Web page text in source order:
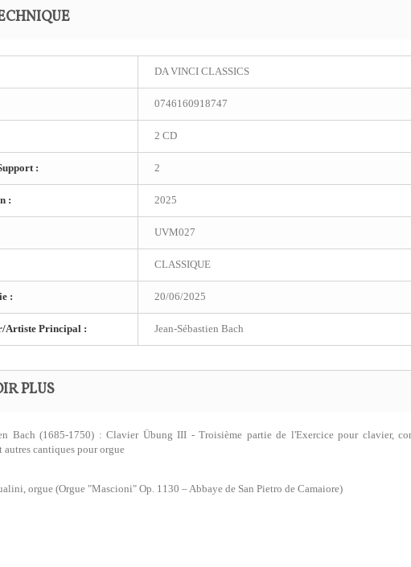
DA VINCI CLASSICS
0746160918747
2 CD
: 2
: 2025
UVM027
CLASSIQUE
: 20/06/2025
Artiste Principal : Jean-Sébastien Bach
PLUS
Bach (1685-1750) : Clavier Übung III - Troisième partie de l'Exercice pour clavier,
autres cantiques pour orgue
orgue (Orgue "Mascioni" Op. 1130 – Abbaye de San Pietro de Camaiore)